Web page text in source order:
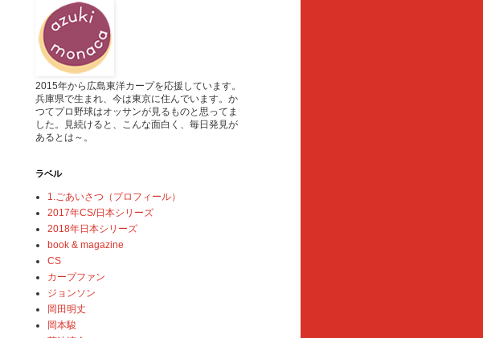
2015年から広島東洋カープを応援しています。
兵庫県で生まれ、今は東京に住んでいます。か
つてプロ野球はオッサンが見るものと思ってま
した。見続けると、こんな面白く、毎日発見が
あるとは～。
ラベル
1.ごあいさつ（プロフィール）
2017年CS/日本シリーズ
2018年日本シリーズ
book & magazine
CS
カープファン
ジョンソン
岡田明丈
岡本駿